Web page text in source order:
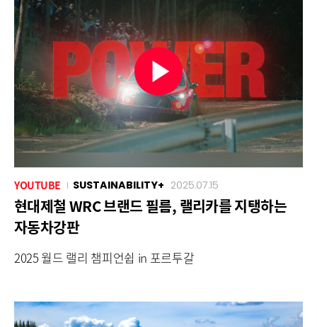
YOUTUBE SUSTAINABILITY+ 2025.07.15
현대제철 WRC 브랜드 필름, 랠리카를 지탱하는
자동차강판
2025 월드 랠리 챔피언쉽 in 포르투갈